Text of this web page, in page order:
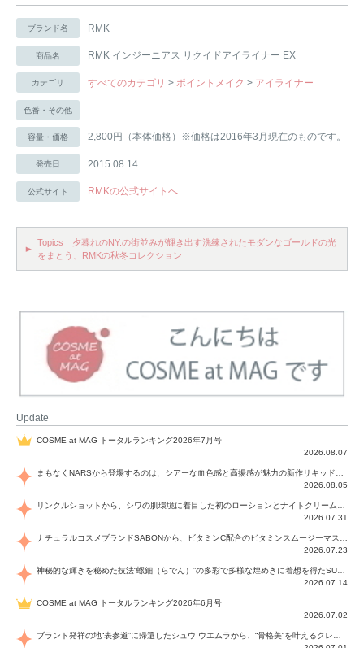
ブランド名 RMK
商品名 RMK インジーニアス リクイドアイライナー EX
カテゴリ すべてのカテゴリ > ポイントメイク > アイライナー
色番・その他
容量・価格 2,800円（本体価格）※価格は2016年3月現在のものです。
発売日 2015.08.14
公式サイト RMKの公式サイトへ
Topics 夕暮れのNY.の街並みが輝き出す洗練されたモダンなゴールドの光
をまとう、RMKの秋冬コレクション
Update
COSME at MAG トータルランキング2026年7月号
2026.08.07
2026.08.05
2026.07.31
2026.07.23
2026.07.14
COSME at MAG トータルランキング2026年6月号
2026.07.02